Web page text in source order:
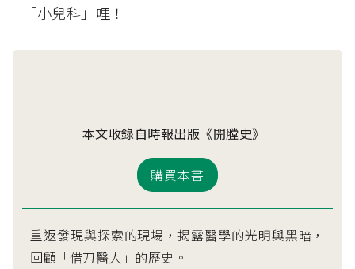
「小兒科」哩！
本文收錄自時報出版《開膛史》
購買本書
重返發現與探索的現場，揭露醫學的光明與黑暗，
回顧「借刀醫人」的歷史。